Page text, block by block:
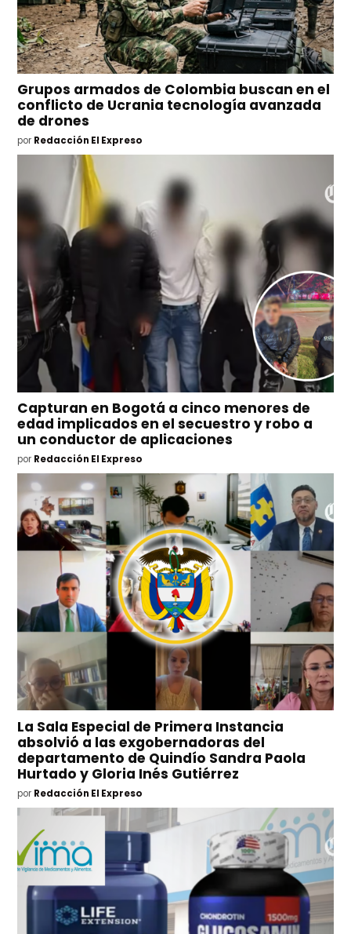
Grupos armados de Colombia buscan en el
conflicto de Ucrania tecnología avanzada
de drones
por Redacción El Expreso
Capturan en Bogotá a cinco menores de
edad implicados en el secuestro y robo a
un conductor de aplicaciones
por Redacción El Expreso
La Sala Especial de Primera Instancia
absolvió a las exgobernadoras del
departamento de Quindío Sandra Paola
Hurtado y Gloria Inés Gutiérrez
por Redacción El Expreso